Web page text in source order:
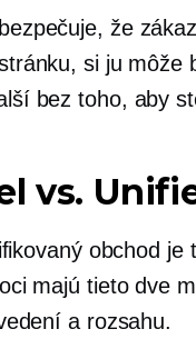
že
si ju môže
bez toho, aby
vs.
obchod je
majú tieto dve
a rozsahu.